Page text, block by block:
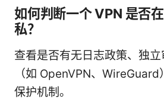
如何判断一个 VPN 是否
私？
查看是否有无日志政策、独
（如 OpenVPN、
保护机制。